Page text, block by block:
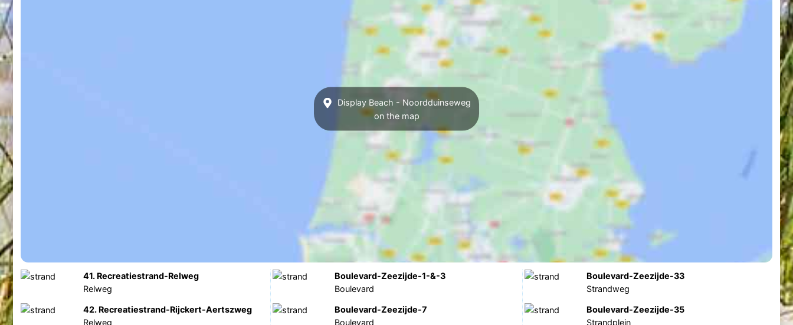
Display Beach - Noordduinseweg
on the map
41. Recreatiestrand-Relweg
Relweg
42. Recreatiestrand-Rijckert-Aertszweg
Relweg
Boulevard-Zeezijde-1-&-3
Boulevard
Boulevard-Zeezijde-7
Boulevard
Boulevard-Zeezijde-33
Strandweg
Boulevard-Zeezijde-35
Strandplein